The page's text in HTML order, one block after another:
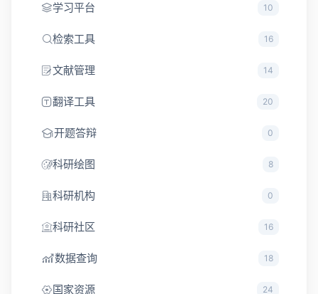
学习平台 10
检索工具 16
文献管理 14
翻译工具 20
开题答辩 0
科研绘图 8
科研机构 0
科研社区 16
数据查询 18
国家资源 24